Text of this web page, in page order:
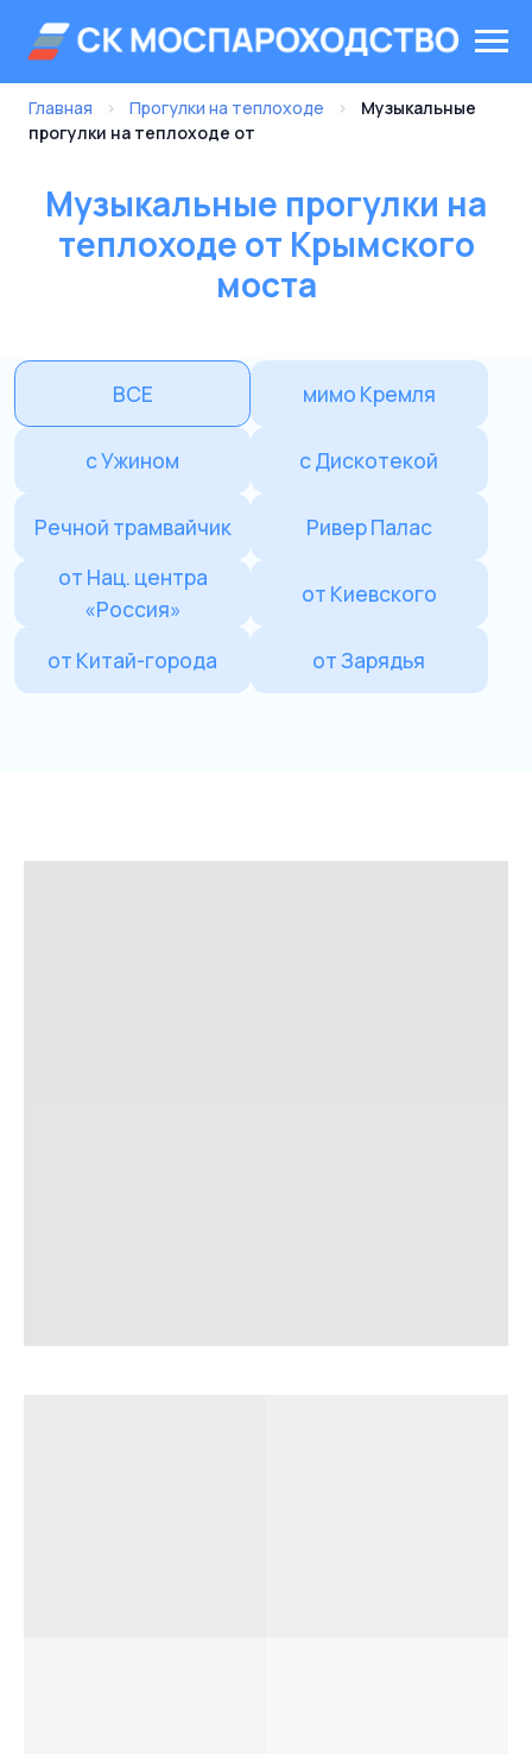
Главная › Прогулки на теплоходе ›
Музыкальные
прогулки на теплоходе от
Музыкальные прогулки на
теплоходе от Крымского
моста
с Дискотекой
Речной трамвайчик
Ривер Палас
от Нац. центра
от Киевского
от Китай-города от Зарядья